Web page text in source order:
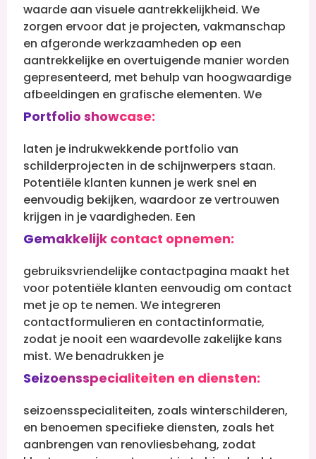
waarde aan visuele aantrekkelijkheid. We
zorgen ervoor dat je projecten, vakmanschap
en afgeronde werkzaamheden op een
aantrekkelijke en overtuigende manier worden
gepresenteerd, met behulp van hoogwaardige
afbeeldingen en grafische elementen.
Portfolio showcase:
We
laten je indrukwekkende portfolio van
schilderprojecten in de schijnwerpers staan.
Potentiële klanten kunnen je werk snel en
eenvoudig bekijken, waardoor ze vertrouwen
krijgen in je vaardigheden.
Gemakkelijk contact opnemen:
Een
gebruiksvriendelijke contactpagina maakt het
voor potentiële klanten eenvoudig om contact
met je op te nemen. We integreren
contactformulieren en contactinformatie,
zodat je nooit een waardevolle zakelijke kans
mist.
Seizoensspecialiteiten en diensten:
We benadrukken je
seizoensspecialiteiten, zoals winterschilderen,
en benoemen specifieke diensten, zoals het
aanbrengen van renovliesbehang, zodat